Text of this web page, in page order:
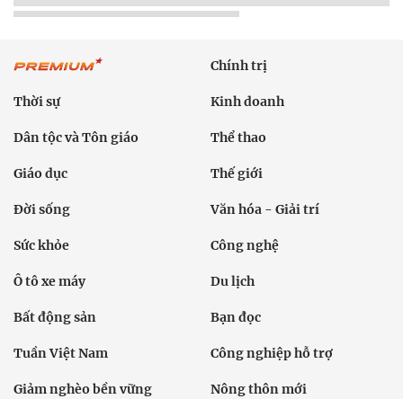
Chính trị
Thời sự Kinh doanh
Dân tộc và Tôn giáo Thể thao
Giáo dục Thế giới
Đời sống Văn hóa - Giải trí
Sức khỏe Công nghệ
Ô tô xe máy Du lịch
Bất động sản Bạn đọc
Tuần Việt Nam Công nghiệp hỗ trợ
Giảm nghèo bền vững Nông thôn mới